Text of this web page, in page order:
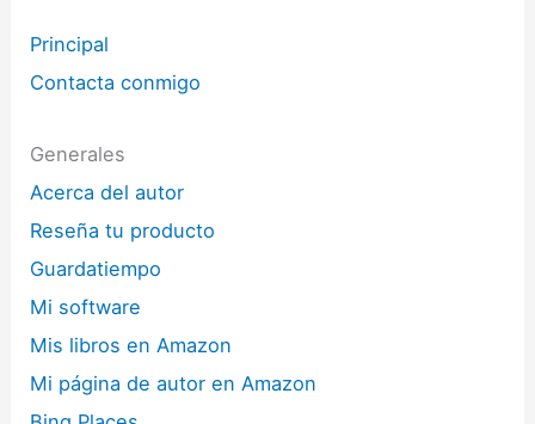
Principal
Contacta conmigo
Generales
Acerca del autor
Reseña tu producto
Guardatiempo
Mi software
Mis libros en Amazon
Mi página de autor en Amazon